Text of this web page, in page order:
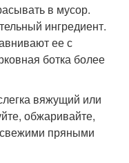
в мусор.
ингредиент.
ее с
ботка более
вяжущий или
обжаривайте,
пряными